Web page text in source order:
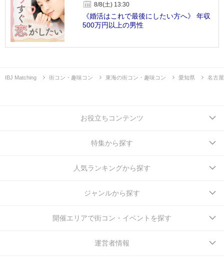
8/8(土) 13:30
《婚活はこれで最後にしたい方へ》 年収
500万円以上の男性
IBJ Matching 街コン・趣味コン 東海の街コン・趣味コン 愛知県 名古屋
お役立ちコンテンツ
特集から探す
人気ランキングから探す
ジャンルから探す
開催エリアで街コン・イベントを探す
運営者情報